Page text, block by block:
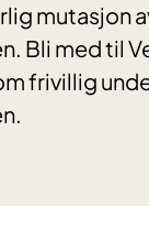
mutasjon
Bli med til
frivillig